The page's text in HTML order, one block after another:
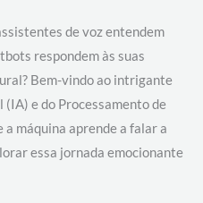
de voz entendem
respondem às suas
Bem-vindo ao intrigante
e do Processamento de
máquina aprende a falar a
essa jornada emocionante